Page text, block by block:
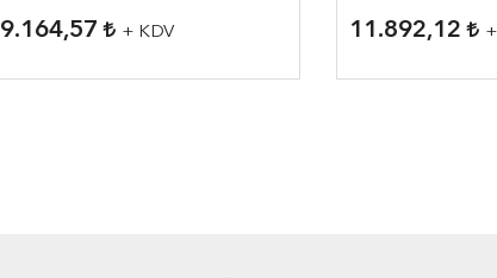
9.164,57 + KDV 11.892,12